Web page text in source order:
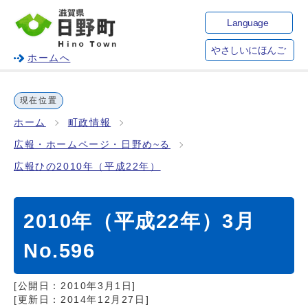
ホームへ
Language
やさしいにほんご
現在位置
ホーム 町政情報
広報・ホームページ・日野め~る
広報ひの2010年（平成22年）
2010年（平成22年）3月
No.596
[公開日： 2010年3月1日]
[更新日： 2014年12月27日 ]